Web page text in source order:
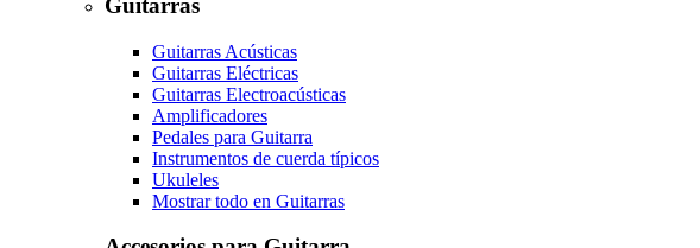
Guitarras
Guitarras Acústicas
Guitarras Eléctricas
Guitarras Electroacústicas
Amplificadores
Pedales para Guitarra
Instrumentos de cuerda típicos
Ukuleles
Mostrar todo en Guitarras